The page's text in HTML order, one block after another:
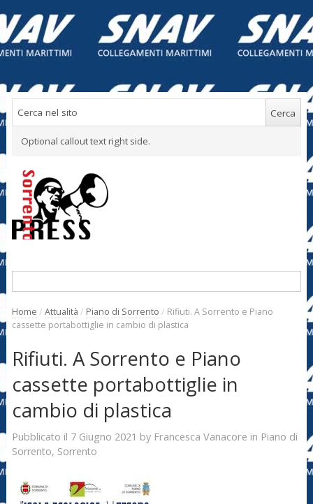
Optional callout text right side.
Home / Attualità / Piano di Sorrento / Rifiuti. A Sorrento e Piano
cassette portabottiglie in cambio di plastica
Rifiuti. A Sorrento e Piano
cassette portabottiglie in
cambio di plastica
Pubblicato il 7 Giugno 2021 by Francesca Vanacore in Piano di
Sorrento, Sorrento